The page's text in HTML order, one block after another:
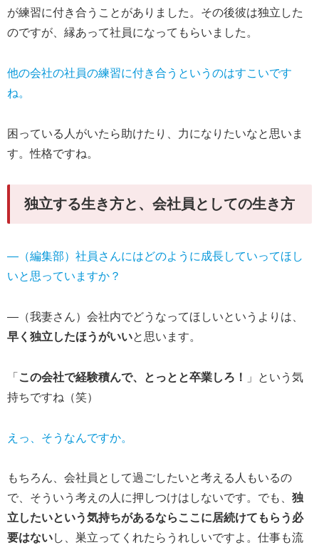
が練習に付き合うことがありました。その後彼は独立した
のですが、縁あって社員になってもらいました。
他の会社の社員の練習に付き合うというのはすこいです
ね。
困っている人がいたら助けたり、力になりたいなと思いま
す。性格ですね。
独立する生き方と、会社員としての生き方
―（編集部）社員さんにはどのように成長していってほし
いと思っていますか？
―（我妻さん）会社内でどうなってほしいというよりは、
早く独立したほうがいいと思います。
「 この会社で経験積んで、とっとと卒業しろ！
」という気
持ちですね（笑）
えっ、そうなんですか。
もちろん、会社員として過ごしたいと考える人もいるの
で、そういう考えの人に押しつけはしないです。でも、 独
立したいという気持ちがあるならここに居続けてもらう必
要はないし、巣立ってくれたらうれしいですよ。仕事も流